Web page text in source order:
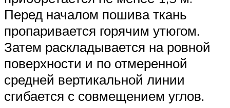
Перед началом пошива ткань
пропаривается горячим утюгом.
Затем раскладывается на ровной
поверхности и по отмеренной
средней вертикальной линии
сгибается с совмещением углов.